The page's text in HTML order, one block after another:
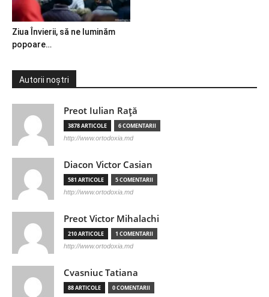
Ziua Învierii, să ne luminăm
popoare…
Autorii noștri
Preot Iulian Raţă
3878 ARTICOLE 6 COMENTARII
http://www.ortodoxia.md
Diacon Victor Casian
581 ARTICOLE 5 COMENTARII
http://www.ortodoxia.md
Preot Victor Mihalachi
210 ARTICOLE 1 COMENTARII
http://www.ortodoxia.md
Cvasniuc Tatiana
88 ARTICOLE 0 COMENTARII